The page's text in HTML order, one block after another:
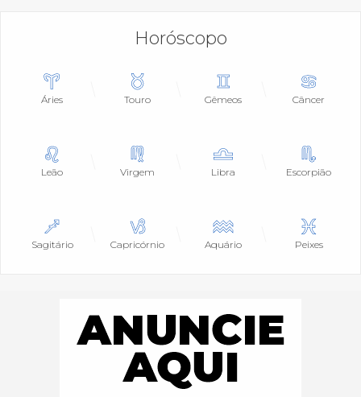
Horóscopo
Áries Touro Gêmeos Câncer
Leão Virgem Libra Escorpião
Sagitário Capricórnio Aquário Peixes